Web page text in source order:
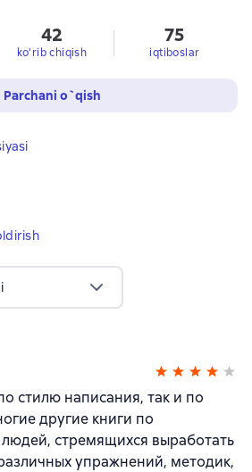
стилю написания, так и по
другие книги по
стремящихся выработать
упражнений, методик,
42
ko'rib chiqish
75
iqtiboslar
Parchani o`qish